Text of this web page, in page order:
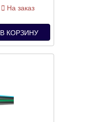
На заказ
В КОРЗИНУ